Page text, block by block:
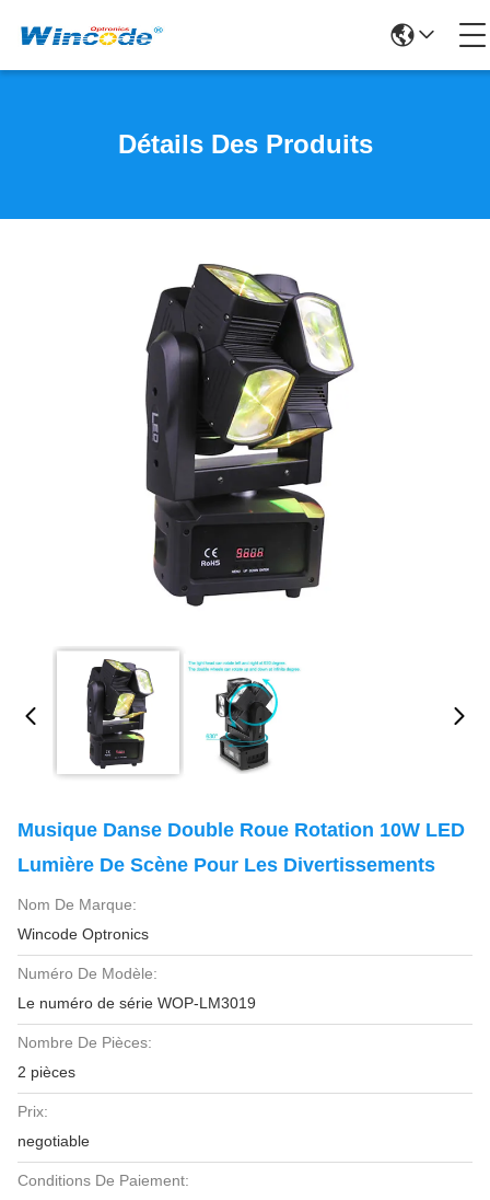
Détails Des Produits
Musique Danse Double Roue Rotation 10W LED
Lumière De Scène Pour Les Divertissements
Nom De Marque:
Wincode Optronics
Numéro De Modèle:
Le numéro de série WOP-LM3019
Nombre De Pièces:
2 pièces
Prix:
negotiable
Conditions De Paiement: